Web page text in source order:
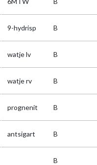
9-hydrisp B
watje lv B
watje rv B
prognenit B
antsigart B
B